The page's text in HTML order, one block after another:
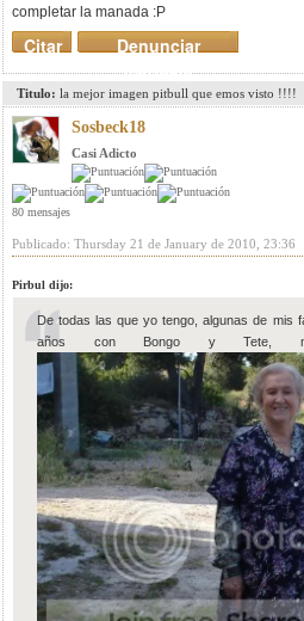
completar la manada :P
Denunciar
mensaje
Citar
Titulo: la mejor imagen pitbull que emos visto !!!!
Sosbeck18
Casi Adicto
80 mensajes
Publicado: Thursday 21 de January de 2010, 23:36
Pirbul dijo:
De todas las que yo tengo, algunas de mis
años con Bongo y Tete,